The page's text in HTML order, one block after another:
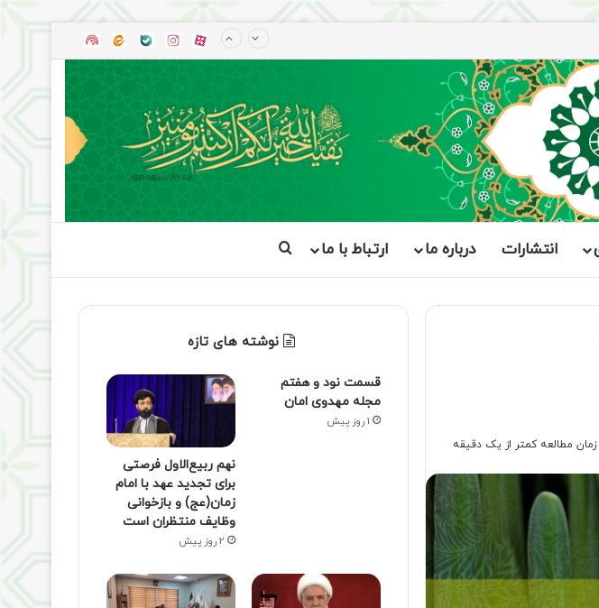
آپاراتاینستاگرام
بله ایتا
انتشارات درباره ما ارتباط با ما جستجو برای
زمان مطالعه کمتر از یک دقیقه
نوشته های تازه
قسمت نود و هفتم
مجله مهدوی امان
1 روز پیش
نهم ربیع‌الاول فرصتی
برای تجدید عهد با امام
زمان(عج) و بازخوانی
وظایف منتظران است
2 روز پیش